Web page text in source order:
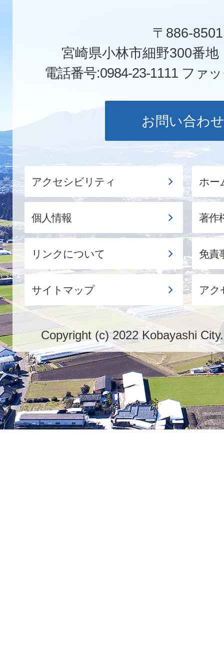
〒886-8501
宮崎県小林市細野300番
電話番号:0984-23-1111 ファ
お問い合わせ
アクセシビリティ ホー
個人情報 著作
リンクについて 免責
サイトマップ アク
Copyright (c) 2022 Kobayashi